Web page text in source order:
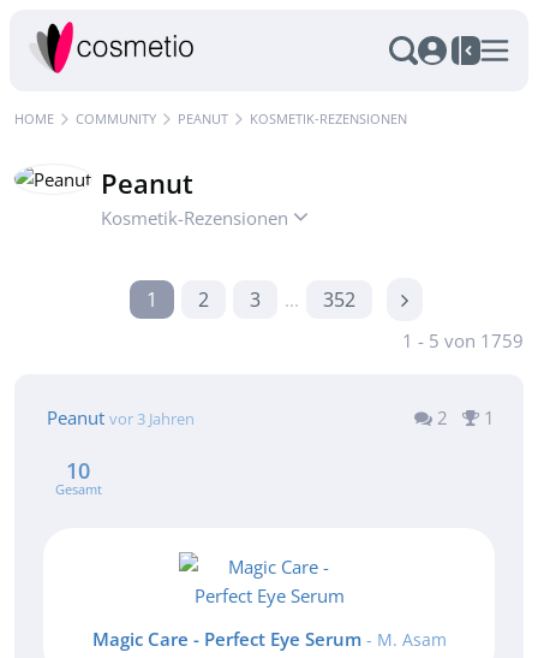
HOME COMMUNITY PEANUT KOSMETIK-REZENSIONEN
Peanut
Kosmetik-Rezensionen
1 2 3 ... 352
1 - 5 von 1759
Peanut vor 3 Jahren 1
2
10
Gesamt
Magic Care - Perfect Eye Serum - M. Asam